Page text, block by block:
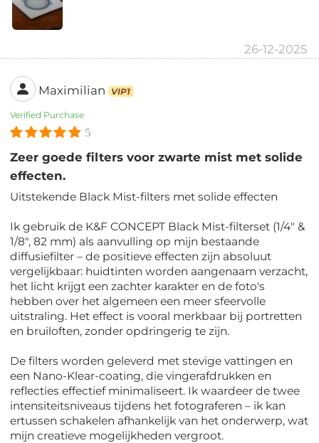
26-12-2025
Maximilian VIP1
Verified Purchase
5
Zeer goede filters voor zwarte mist met solide
effecten.
Uitstekende Black Mist-filters met solide effecten
Ik gebruik de K&F CONCEPT Black Mist-filterset (1/4" &
1/8", 82 mm) als aanvulling op mijn bestaande
diffusiefilter – de positieve effecten zijn absoluut
vergelijkbaar: huidtinten worden aangenaam verzacht,
het licht krijgt een zachter karakter en de foto's
hebben over het algemeen een meer sfeervolle
uitstraling. Het effect is vooral merkbaar bij portretten
en bruiloften, zonder opdringerig te zijn.
De filters worden geleverd met stevige vattingen en
een Nano-Klear-coating, die vingerafdrukken en
reflecties effectief minimaliseert. Ik waardeer de twee
intensiteitsniveaus tijdens het fotograferen – ik kan
ertussen schakelen afhankelijk van het onderwerp, wat
mijn creatieve mogelijkheden vergroot.